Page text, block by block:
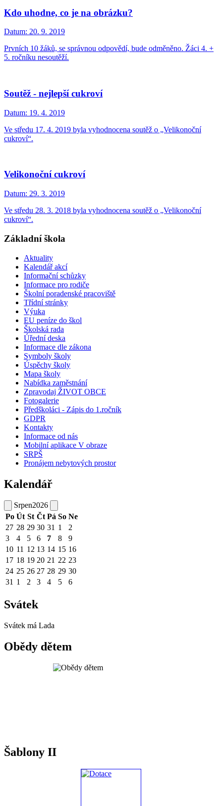
Kdo uhodne, co je na obrázku?
Datum: 20. 9. 2019
Prvních 10 žáků, se správnou odpovědí, bude odměněno. Žáci 4. +
5. ročníku nesoutěží.
Soutěž - nejlepší cukroví
Datum: 19. 4. 2019
Ve středu 17. 4. 2019 byla vyhodnocena soutěž o „Velikonoční
cukroví“.
Velikonoční cukroví
Datum: 29. 3. 2019
Ve středu 28. 3. 2018 byla vyhodnocena soutěž o „Velikonoční
cukroví“.
Základní škola
Aktuality
Kalendář akcí
Informační schůzky
Informace pro rodiče
Školní poradenské pracoviště
Třídní stránky
Výuka
EU peníze do škol
Školská rada
Úřední deska
Informace dle zákona
Symboly školy
Úspěchy školy
Mapa školy
Nabídka zaměstnání
Zpravodaj ŽIVOT OBCE
Fotogalerie
Předškoláci - Zápis do 1.ročník
GDPR
Kontakty
Informace od nás
Mobilní aplikace V obraze
SRPŠ
Pronájem nebytových prostor
Kalendář
Srpen2026
Po Út St Čt Pá So Ne
27 28 29 30 31 1
2
3
4 5 6 7 8
9
10 11 12 13 14 15 16
17 18 19 20 21 22 23
24 25 26 27 28 29 30
31 1 2 3 4 5 6
Svátek
Svátek má Lada
Obědy dětem
Šablony II